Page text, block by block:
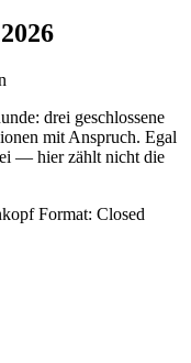
drei geschlossene
mit Anspruch. Egal
— hier zählt nicht die
Format: Closed